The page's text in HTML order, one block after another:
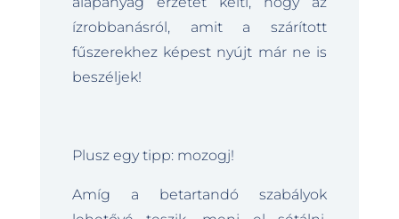
ízrobbanásról, amit a szárított
fűszerekhez képest nyújt már ne is
beszéljek!
Plusz egy tipp: mozogj!
Amíg a betartandó szabályok